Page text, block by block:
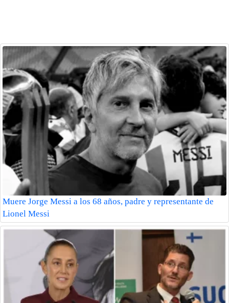
Muere Jorge Messi a los 68 años, padre y representante de
Lionel Messi